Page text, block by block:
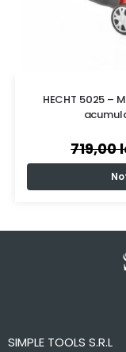
HECHT 5025 –
719,00
SIMPLE TOOLS S.R.L